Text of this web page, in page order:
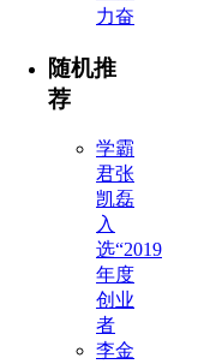
力奋
随机推
荐
学霸
君张
凯磊
入
选“2019
年度
创业
者
李金